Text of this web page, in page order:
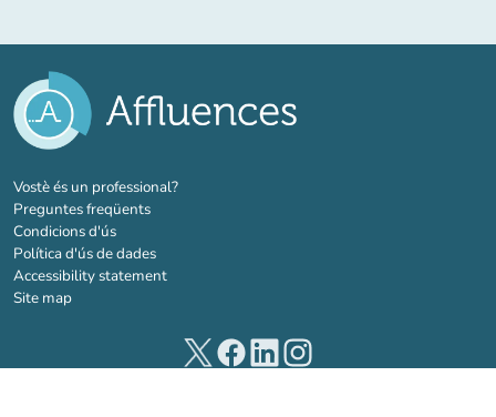
Vostè és un professional?(new tab)
Preguntes freqüents
Condicions d'ús
Política d'ús de dades
Accessibility statement
Site map
(new tab)(new tab)(new tab)